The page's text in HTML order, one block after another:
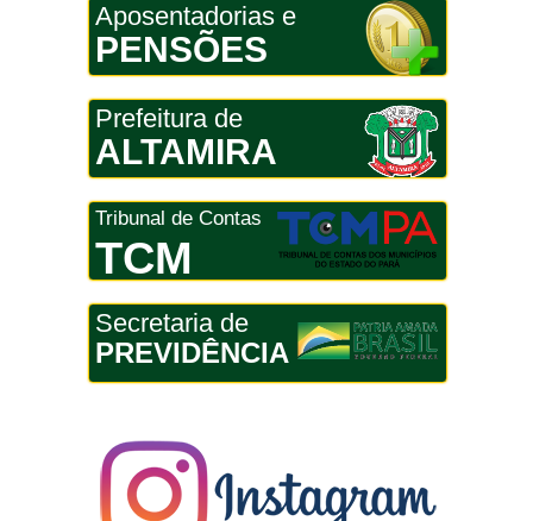
Aposentadorias e
PENSÕES
Prefeitura de
ALTAMIRA
Tribunal de Contas
TCM
Secretaria de
PREVIDÊNCIA